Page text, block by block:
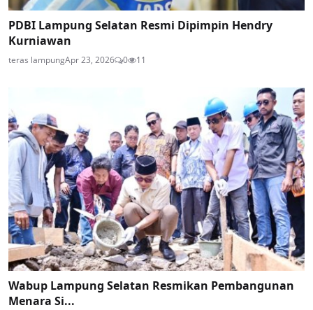
PDBI Lampung Selatan Resmi Dipimpin Hendry
Kurniawan
teras lampungApr 23, 2026 0 11
Wabup Lampung Selatan Resmikan Pembangunan
Menara Si...